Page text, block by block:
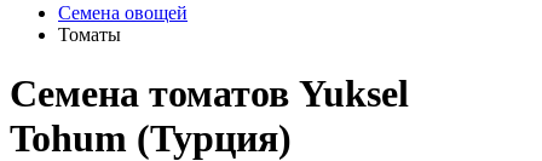
Семена овощей
Томаты
Семена томатов Yuksel
Tohum (Турция)